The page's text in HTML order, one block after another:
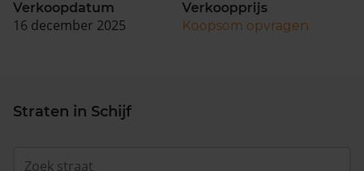
Verkoopdatum
16 december 2025
Verkoopprijs
Koopsom opvragen
Straten in Schijf